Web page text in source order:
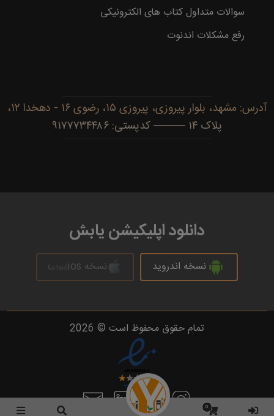
سوالات متداول کتاب های الکترونیکی
رفع مشکلات اندنوت
0
آدرس: مشهد، بلوار پیروزی، پیروزی ۱۵، رضوی ۱۶ - دهخدا ۱۲،
پلاک ۱۴ ──── کدپستی: ۹۱۷۷۷۳۴۴۸۶
دانلود اپلیکیشن یابش
نسخه اندروید نسخه ios (بزودی)
تمام حقوق محفوظ است © 2026